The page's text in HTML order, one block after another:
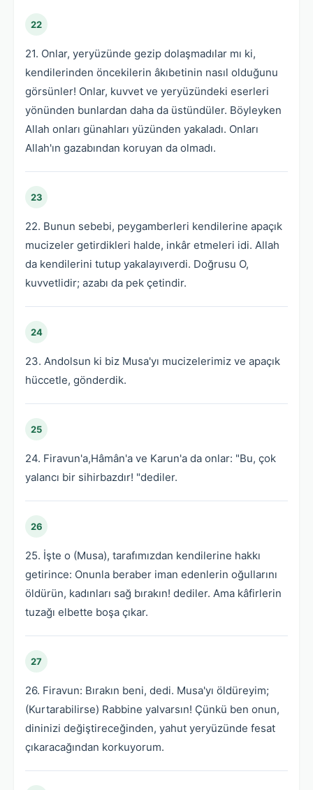
22
21. Onlar, yeryüzünde gezip dolaşmadılar mı ki,
kendilerinden öncekilerin âkıbetinin nasıl olduğunu
görsünler! Onlar, kuvvet ve yeryüzündeki eserleri
yönünden bunlardan daha da üstündüler. Böyleyken
Allah onları günahları yüzünden yakaladı. Onları
Allah'ın gazabından koruyan da olmadı.
23
22. Bunun sebebi, peygamberleri kendilerine apaçık
mucizeler getirdikleri halde, inkâr etmeleri idi. Allah
da kendilerini tutup yakalayıverdi. Doğrusu O,
kuvvetlidir; azabı da pek çetindir.
24
23. Andolsun ki biz Musa'yı mucizelerimiz ve apaçık
hüccetle, gönderdik.
25
24. Firavun'a,Hâmân'a ve Karun'a da onlar: "Bu, çok
yalancı bir sihirbazdır! "dediler.
26
25. İşte o (Musa), tarafımızdan kendilerine hakkı
getirince: Onunla beraber iman edenlerin oğullarını
öldürün, kadınları sağ bırakın! dediler. Ama kâfirlerin
tuzağı elbette boşa çıkar.
27
26. Firavun: Bırakın beni, dedi. Musa'yı öldüreyim;
(Kurtarabilirse) Rabbine yalvarsın! Çünkü ben onun,
dininizi değiştireceğinden, yahut yeryüzünde fesat
çıkaracağından korkuyorum.